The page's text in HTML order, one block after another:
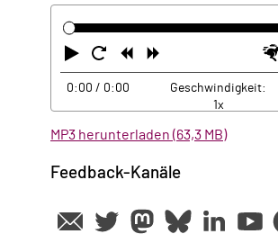
Abspielen
Neustart
Zurück
0:00 / 0:00
Geschwindigkeit:
1x
MP3 herunterladen (63,3 MB)
Feedback-Kanäle